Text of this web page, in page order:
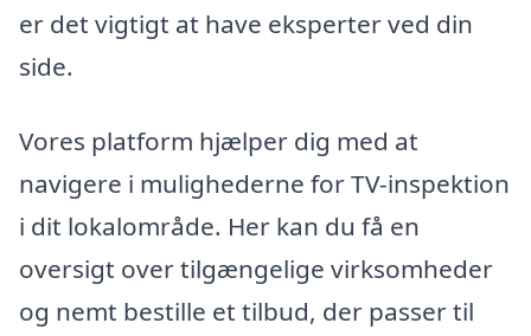
er det vigtigt at have eksperter ved din
side.
Vores platform hjælper dig med at
navigere i mulighederne for TV-inspektion
i dit lokalområde. Her kan du få en
oversigt over tilgængelige virksomheder
og nemt bestille et tilbud, der passer til